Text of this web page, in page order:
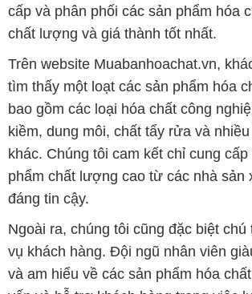
cấp và phân phối các sản phẩm hóa
chất lượng và giá thành tốt nhất.
Trên website Muabanhoachat.vn,
tìm thấy một loạt các sản phẩm hóa
bao gồm các loại hóa chất công
kiềm, dung môi, chất tẩy rửa và
khác. Chúng tôi cam kết chỉ cung
phẩm chất lượng cao từ các nhà sản
đáng tin cậy.
Ngoài ra, chúng tôi cũng đặc biệt chú
vụ khách hàng. Đội ngũ nhân viên
và am hiểu về các sản phẩm hóa